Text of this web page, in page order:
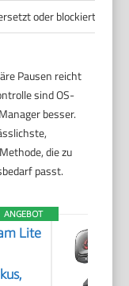
oder blockiert den
Pausen reicht
sind OS-
besser.
die zu
passt.
ANGEBOT
Lite